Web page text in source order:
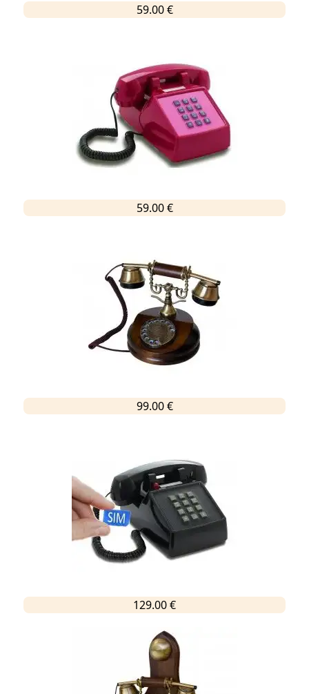
59.00 €
59.00 €
99.00 €
129.00 €